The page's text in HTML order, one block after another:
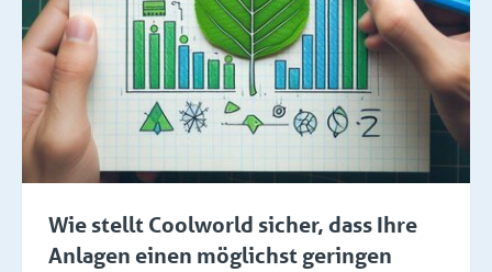
Wie stellt Coolworld sicher, dass Ihre
Anlagen einen möglichst geringen